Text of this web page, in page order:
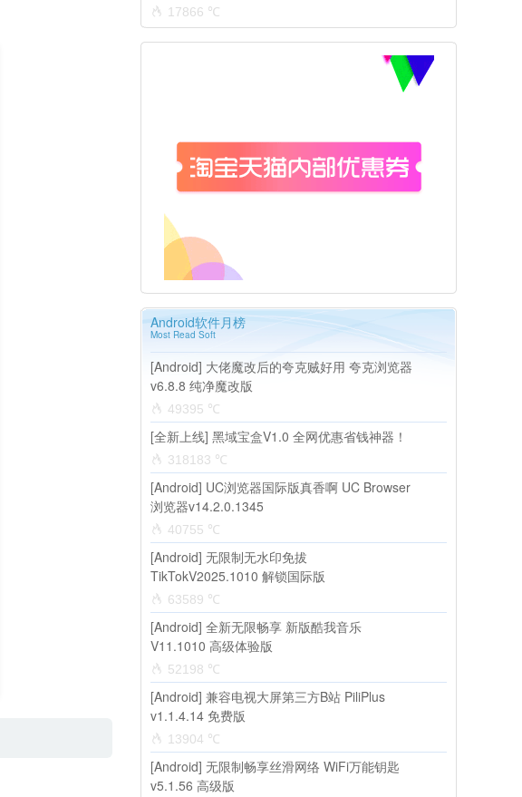
17866 ℃
Android软件月榜
Most Read Soft
[Android] 大佬魔改后的夸克贼好用 夸克浏览器
v6.8.8 纯净魔改版
49395 ℃
[全新上线] 黑域宝盒V1.0 全网优惠省钱神器！
318183 ℃
[Android] UC浏览器国际版真香啊 UC Browser
浏览器v14.2.0.1345
40755 ℃
[Android] 无限制无水印免拔
TikTokV2025.1010 解锁国际版
63589 ℃
[Android] 全新无限畅享 新版酷我音乐
V11.1010 高级体验版
52198 ℃
[Android] 兼容电视大屏第三方B站 PiliPlus
v1.1.4.14 免费版
13904 ℃
[Android] 无限制畅享丝滑网络 WiFi万能钥匙
v5.1.56 高级版